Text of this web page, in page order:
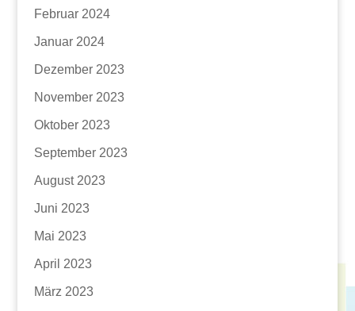
Februar 2024
Januar 2024
Dezember 2023
November 2023
Oktober 2023
September 2023
August 2023
Juni 2023
Mai 2023
April 2023
März 2023